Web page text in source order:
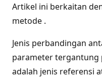
Artikel ini berkaitan
metode .
Jenis perbandingan
parameter tergantung
adalah jenis referensi